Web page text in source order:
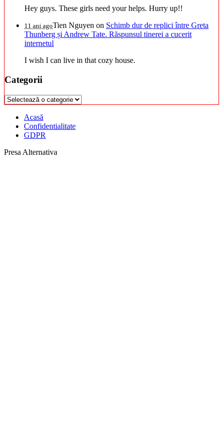
Hey guys. These girls need your helps. Hurry up!!
11 ani agoTien Nguyen on Schimb dur de replici între Greta
Thunberg și Andrew Tate. Răspunsul tinerei a cucerit
internetul
I wish I can live in that cozy house.
Categorii
Categorii
Acasă
Confidentialitate
GDPR
Presa Alternativa